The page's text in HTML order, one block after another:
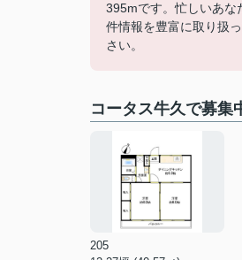
395mです。忙しいあな
件情報を豊富に取り扱
さい。
コータス牛久で募集
205